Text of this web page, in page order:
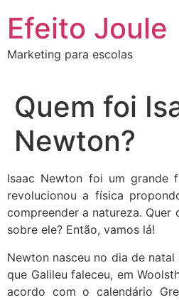
para
conteúdo
Efeito Joule
Marketing para escolas
Quem foi
Newton?
Isaac Newton foi um grande
revolucionou a física
compreender a natureza. Quer
sobre ele? Então, vamos lá!
Newton nasceu no dia de
que Galileu faleceu, em
acordo com o calendário